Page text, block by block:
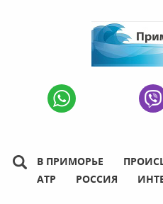
В ПРИМОРЬЕ
АТР
РОССИЯ